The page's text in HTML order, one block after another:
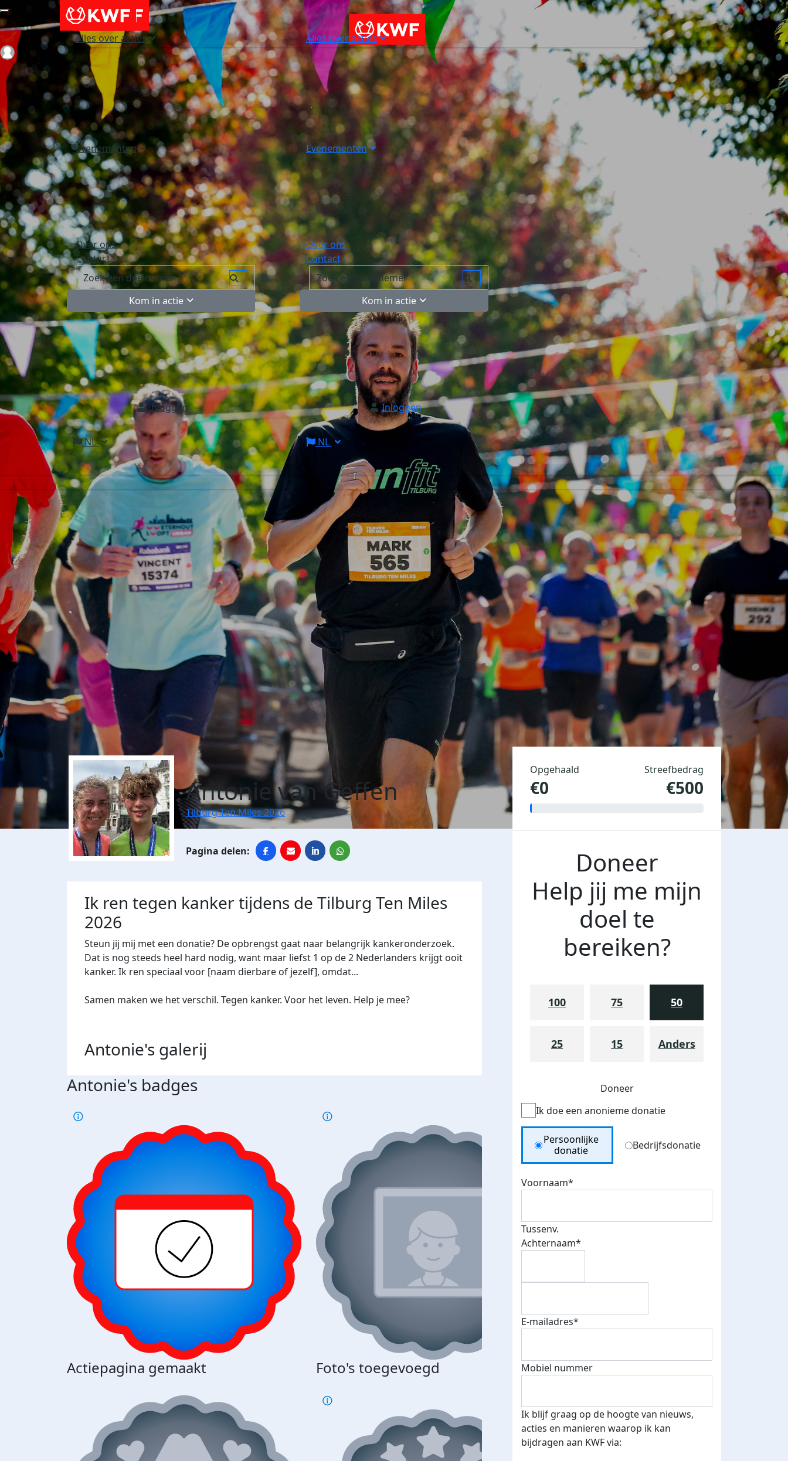
Alles over acties
Evenementen
Over ons
Contact
Kom in actie
Inloggen
NL
Alles over acties
Evenementen
Over ons
Contact
Kom in actie
Inloggen
NL
Login
Antonie van Geffen
Tilburg Ten Miles 2026
Ik ren tegen kanker tijdens de Tilburg Ten Miles
2026
Steun jij mij met een donatie? De opbrengst gaat naar belangrijk kankeronderzoek.
Dat is nog steeds heel hard nodig, want maar liefst 1 op de 2 Nederlanders krijgt ooit
kanker. Ik ren speciaal voor [naam dierbare of jezelf], omdat...
Samen maken we het verschil. Tegen kanker. Voor het leven. Help je mee?
Antonie's galerij
Antonie's badges
Actiepagina gemaakt Foto's toegevoegd E-mails verstuurd
je je speciale KWF t-shirt!
Opgehaald
€0
Streefbedrag
€500
Doneer
Help jij me mijn
doel te
bereiken?
100 75 50
25 15 Anders
Doneer
Ik doe een anonieme donatie
Donation Type
Persoonlijke
donatie
Bedrijfsdonatie
Voornaam*
Tussenv.
Achternaam*
E-mailadres*
Mobiel nummer
Ik blijf graag op de hoogte van nieuws,
acties en manieren waarop ik kan
bijdragen aan KWF via: